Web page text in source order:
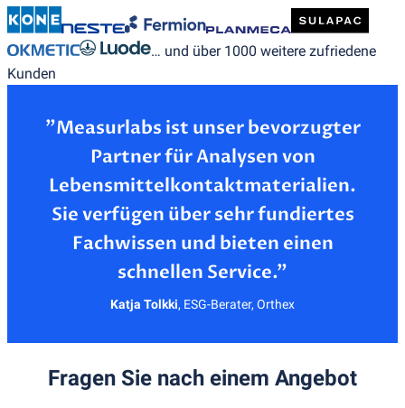
… und über 1000 weitere zufriedene
Kunden
”Measurlabs ist unser bevorzugter
Partner für Analysen von
Lebensmittelkontaktmaterialien.
Sie verfügen über sehr fundiertes
Fachwissen und bieten einen
Katja Tolkki, ESG-Berater, Orthex
Fragen Sie nach einem Angebot